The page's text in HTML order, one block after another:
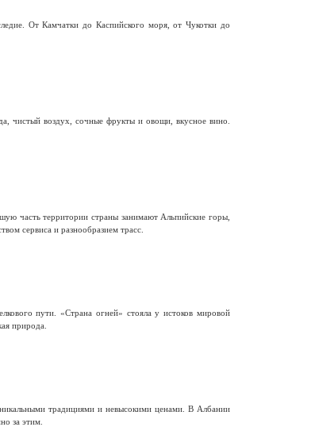
От Камчатки до Каспийского моря, от Чукотки до
чистый воздух, сочные фрукты и овощи, вкусное вино.
часть территории страны занимают Альпийские горы,
сервиса и разнообразием трасс.
пути. «Страна огней» стояла у истоков мировой
природа.
традициями и невысокими ценами. В Албании
за этим.